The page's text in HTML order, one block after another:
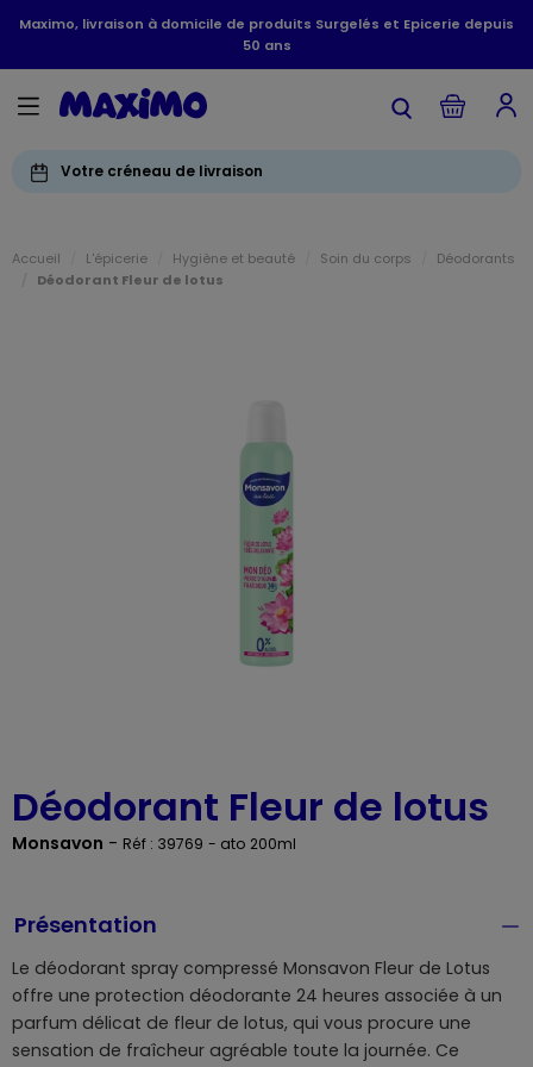
Maximo, livraison à domicile de produits Surgelés et Epicerie depuis
50 ans
Votre créneau de livraison
Accueil L'épicerie Hygiène et beauté Soin du corps
Déodorants
Déodorant Fleur de lotus
Déodorant Fleur de lotus
Monsavon - Réf : 39769 - ato 200ml
Présentation
Le déodorant spray compressé Monsavon Fleur de Lotus
offre une protection déodorante 24 heures associée à un
parfum délicat de fleur de lotus, qui vous procure une
sensation de fraîcheur agréable toute la journée. Ce